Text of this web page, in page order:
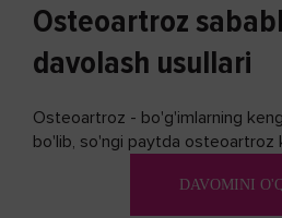
Osteoartroz
davolash usullari
Osteoartroz - bo'g'imlarning
bo'lib, so'ngi paytda osteoartroz
DAVOMINI